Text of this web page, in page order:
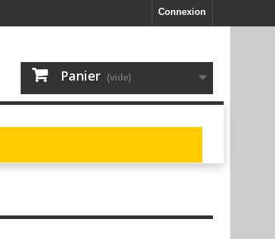
Connexion
Panier (vide)